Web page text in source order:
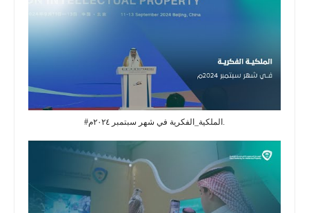
#الملكية_الفكرية في شهر سبتمبر ٢٠٢٤م.